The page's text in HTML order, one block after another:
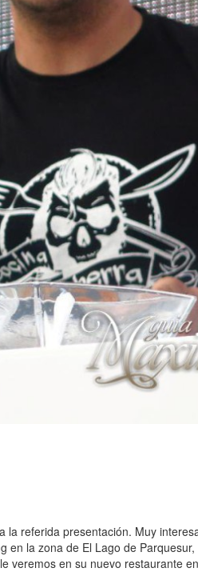
la referida presentación. Muy
la zona de El Lago de
en su nuevo restaurante